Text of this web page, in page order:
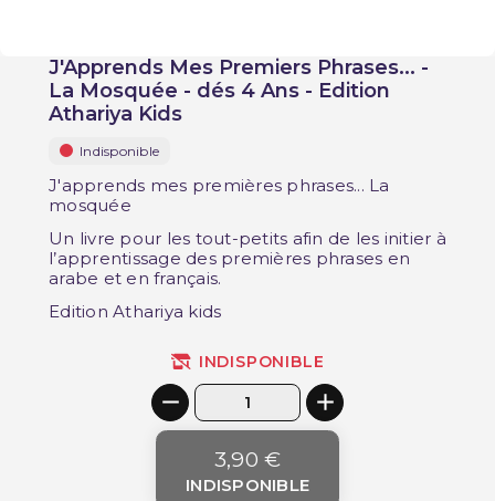
J'Apprends Mes Premiers Phrases... -
La Mosquée - dés 4 Ans - Edition
Athariya Kids
Indisponible
J'apprends mes premières phrases... La
mosquée
Un livre pour les tout-petits afin de les initier à
l’apprentissage des premières phrases en
arabe et en français.
Edition Athariya kids
INDISPONIBLE
3,90 €
INDISPONIBLE